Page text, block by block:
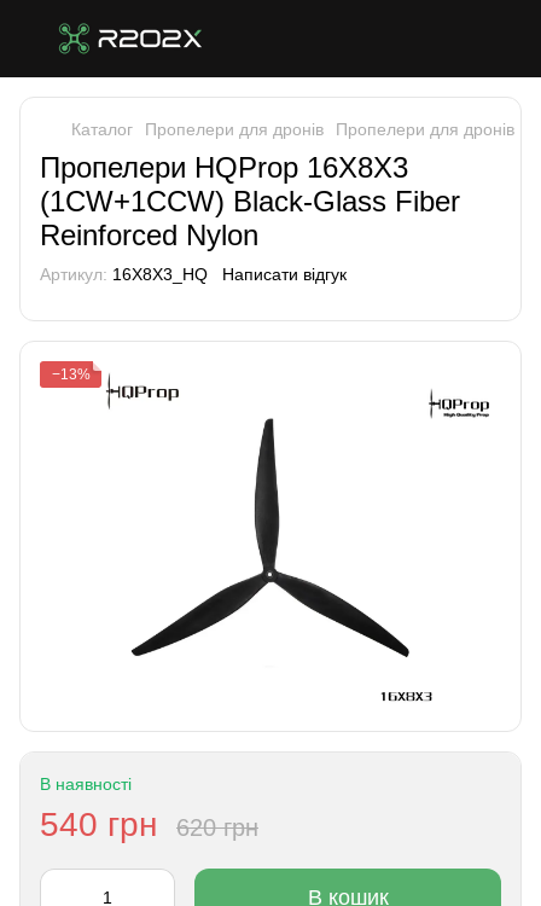
Каталог Пропелери для дронів Пропелери для дронів
Пропелери HQProp 16X8X3
(1CW+1CCW) Black-Glass Fiber
Reinforced Nylon
Артикул: 16X8X3_HQ Написати відгук
−13%
В наявності
540 грн 620 грн
В кошик